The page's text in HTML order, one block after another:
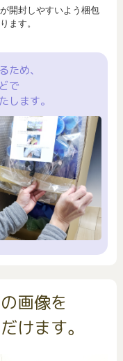
開封しやすいよう梱包
ます。
ため、
で
します。
画像を
けます。